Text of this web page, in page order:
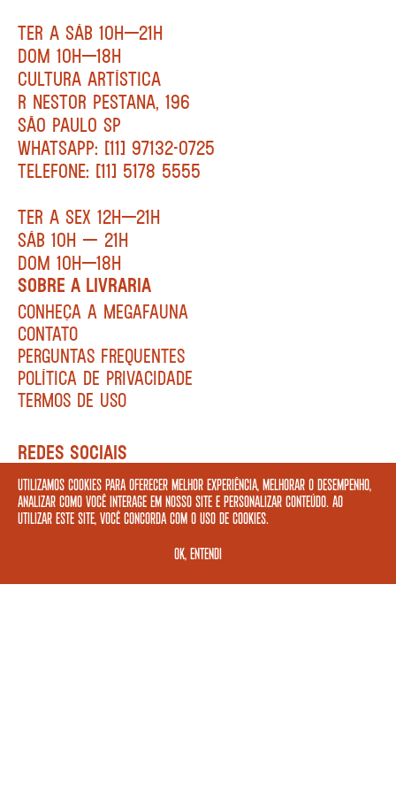
Utilizamos cookies para oferecer melhor experiência, melhorar o desempenho,
analizar como você interage em nosso site e personalizar conteúdo. Ao
utilizar este site, você concorda com o uso de cookies.
OK, ENTENDI
TER A SÁB 10H—21H
DOM 10H—18H
CULTURA ARTÍSTICA
R NESTOR PESTANA, 196
SÃO PAULO SP
WHATSAPP: [11] 97132-0725
TELEFONE: [11] 5178 5555
TER A SEX 12H—21H
SÁB 10H — 21H
DOM 10H—18H
SOBRE A LIVRARIA
CONHEÇA A MEGAFAUNA
CONTATO
PERGUNTAS FREQUENTES
POLÍTICA DE PRIVACIDADE
TERMOS DE USO
REDES SOCIAIS
FORMAS DE PAGAMENTO